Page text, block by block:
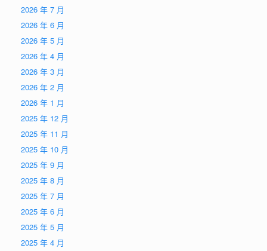
2026 年 7 月
2026 年 6 月
2026 年 5 月
2026 年 4 月
2026 年 3 月
2026 年 2 月
2026 年 1 月
2025 年 12 月
2025 年 11 月
2025 年 10 月
2025 年 9 月
2025 年 8 月
2025 年 7 月
2025 年 6 月
2025 年 5 月
2025 年 4 月